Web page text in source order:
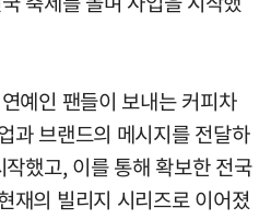
예인 팬들이 보내는 커피차
과 브랜드의 메시지를 전달하
했고, 이를 통해 확보한 전국
재의 빌리지 시리즈로 이어졌